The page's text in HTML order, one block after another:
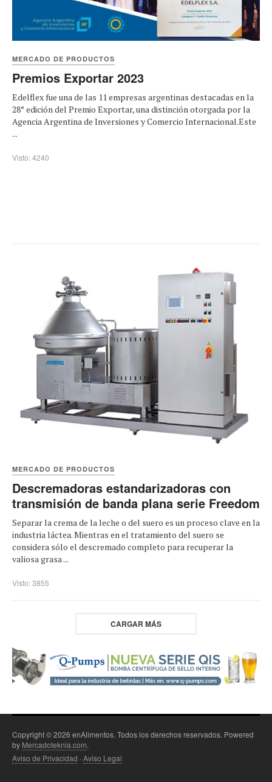
MERCADO DE PRODUCTOS
Premios Exportar 2023
Edelflex fue una de las 11 empresas argentinas destacadas en la
28° edición del Premio Exportar, una distinción otorgada por la
Agencia Argentina de Inversiones y Comercio Internacional.Este
...
Visto: 4240
MERCADO DE PRODUCTOS
Descremadoras estandarizadoras con
transmisión de banda plana serie Freedom
Separar la crema de la leche o del suero es un proceso clave en la
industria láctea. Mientras en el tratamiento del suero se
considera sólo el descremado completo para recuperar la
valiosa grasa ...
Visto: 3855
CARGAR MÁS
Copyright © 2026 enAlimentos. Todos los derechos reservados. Powered
by Mercadoteknia.com.
Aviso de Privacidad · Aviso Legal